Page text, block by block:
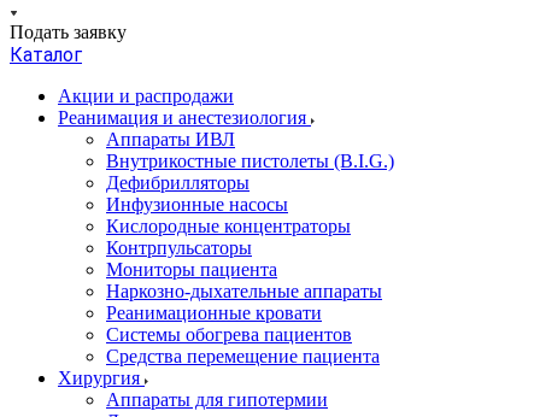
Подать заявку
Каталог
Акции и распродажи
Реанимация и анестезиология
Аппараты ИВЛ
Внутрикостные пистолеты (B.I.G.)
Дефибрилляторы
Инфузионные насосы
Кислородные концентраторы
Контрпульсаторы
Мониторы пациента
Наркозно-дыхательные аппараты
Реанимационные кровати
Системы обогрева пациентов
Средства перемещение пациента
Хирургия
Аппараты для гипотермии